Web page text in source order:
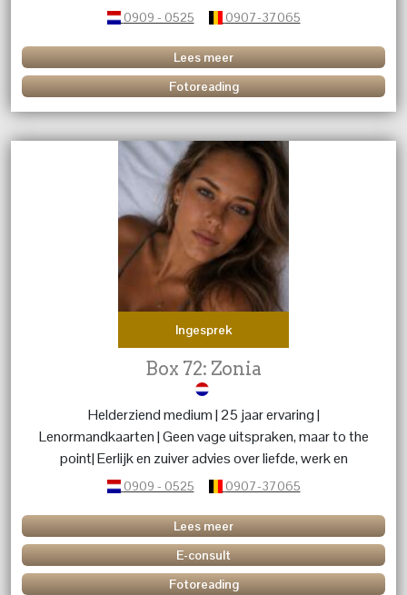
karmische relaties. geef energetische behandelingen dit
vragen over een betekenis van een kristal of edelsteen
bel me dan.
0909 - 0525 0907-37065
Lees meer
Fotoreading
Ingesprek
Box 72: Zonia
Helderziend medium | 25 jaar ervaring |
Lenormandkaarten | Geen vage uitspraken, maar to the
point| Eerlijk en zuiver advies over liefde, werk en
levensvragen.
0909 - 0525 0907-37065
Lees meer
E-consult
Fotoreading